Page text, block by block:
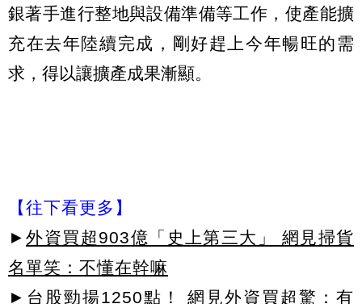
銀著手進行整地與設備準備等工作，使產能擴
充在去年陸續完成，剛好趕上今年暢旺的需
求，得以讓擴產成果漸顯。
【往下看更多】
► 外資買超903億「史上第三大」 網見掃貨
名單笑：不懂在幹嘛
► 台股勁揚1250點！ 網見外資買超驚：有